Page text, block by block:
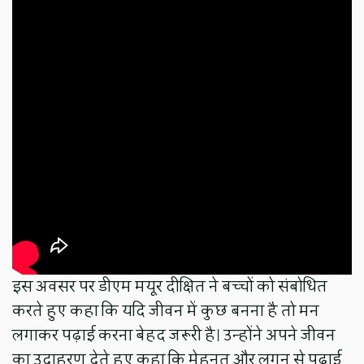
इस अवसर पर डीएम मयूर दीक्षित ने बच्चों को संबोधित
करते हुए कहा कि यदि जीवन में कुछ बनना है तो मन
लगाकर पढ़ाई करना बेहद जरूरी है। उन्होंने अपने जीवन